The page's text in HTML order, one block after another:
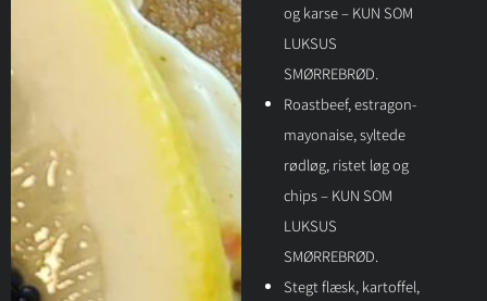
og karse – KUN SOM
LUKSUS
SMØRREBRØD.
Roastbeef, estragon-
mayonaise, syltede
rødløg, ristet løg og
chips – KUN SOM
LUKSUS
SMØRREBRØD.
Stegt flæsk, kartoffel,